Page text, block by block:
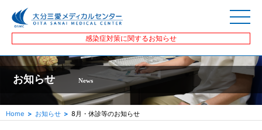
感染症対策に関するお知らせ
お知らせ News
Home お知らせ 8月・休診等のお知らせ